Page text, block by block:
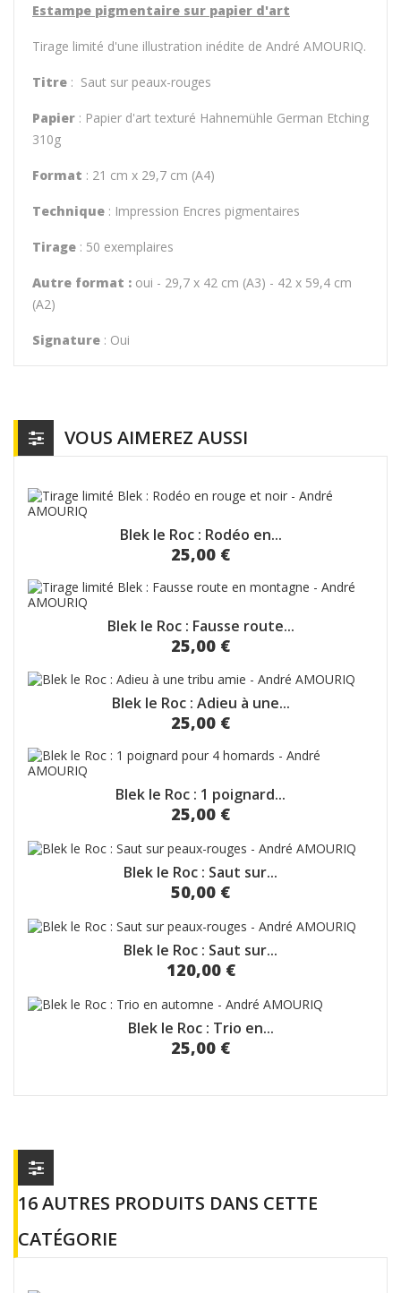
Estampe pigmentaire sur papier d'art
Tirage limité d'une illustration inédite de André AMOURIQ.
Titre : Saut sur peaux-rouges
Papier : Papier d'art texturé Hahnemühle German Etching
310g
Format : 21 cm x 29,7 cm (A4)
Technique : Impression Encres pigmentaires
Tirage : 50 exemplaires
Autre format : oui - 29,7 x 42 cm (A3) - 42 x 59,4 cm
(A2)
Signature : Oui
VOUS AIMEREZ AUSSI
Blek le Roc : Rodéo en...
25,00 €
Blek le Roc : Fausse route...
25,00 €
Blek le Roc : Adieu à une...
25,00 €
Blek le Roc : 1 poignard...
25,00 €
Blek le Roc : Saut sur...
50,00 €
Blek le Roc : Saut sur...
120,00 €
Blek le Roc : Trio en...
25,00 €
16 AUTRES PRODUITS DANS CETTE
CATÉGORIE